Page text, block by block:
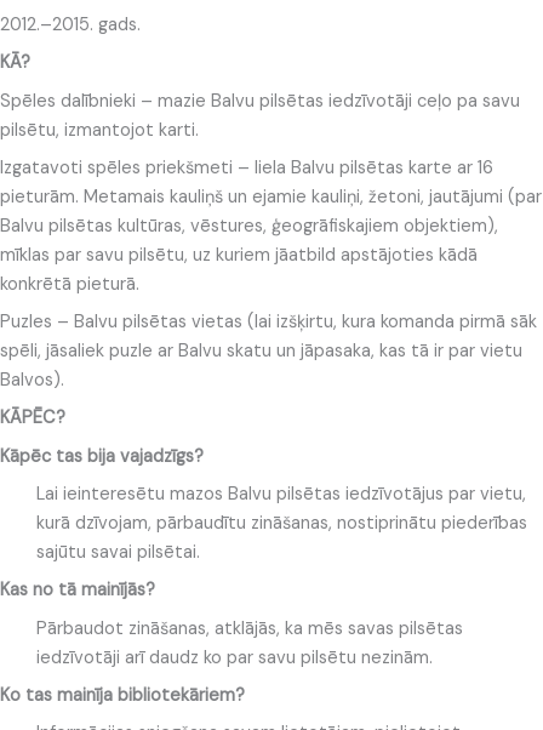
2012.–2015. gads.
KĀ?
Spēles dalībnieki – mazie Balvu pilsētas iedzīvotāji ceļo pa savu
pilsētu, izmantojot karti.
Izgatavoti spēles priekšmeti – liela Balvu pilsētas karte ar 16
pieturām. Metamais kauliņš un ejamie kauliņi, žetoni, jautājumi (par
Balvu pilsētas kultūras, vēstures, ģeogrāfiskajiem objektiem),
mīklas par savu pilsētu, uz kuriem jāatbild apstājoties kādā
konkrētā pieturā.
Puzles – Balvu pilsētas vietas (lai izšķirtu, kura komanda pirmā sāk
spēli, jāsaliek puzle ar Balvu skatu un jāpasaka, kas tā ir par vietu
Balvos).
KĀPĒC?
Kāpēc tas bija vajadzīgs?
Lai ieinteresētu mazos Balvu pilsētas iedzīvotājus par vietu,
kurā dzīvojam, pārbaudītu zināšanas, nostiprinātu piederības
sajūtu savai pilsētai.
Kas no tā mainījās?
Pārbaudot zināšanas, atklājās, ka mēs savas pilsētas
iedzīvotāji arī daudz ko par savu pilsētu nezinām.
Ko tas mainīja bibliotekāriem?